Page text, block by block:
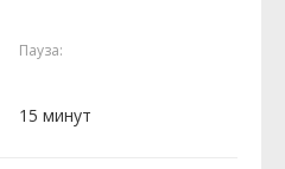
Пауза:
15 минут